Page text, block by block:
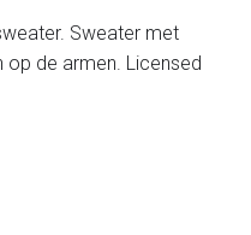
Sweater met
op de armen. Licensed